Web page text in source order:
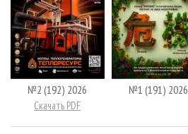
№2 (192) 2026
Скачать PDF
№1 (191) 2026